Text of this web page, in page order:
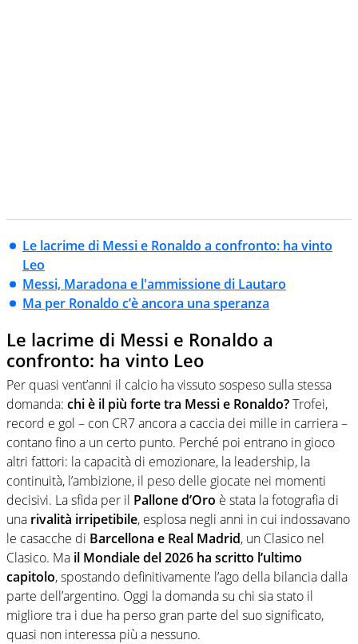
Le lacrime di Messi e Ronaldo a confronto: ha vinto
Leo
Messi, Maradona e l'ammissione di Lautaro
Ma per Ronaldo c’è ancora una speranza
Le lacrime di Messi e Ronaldo a
confronto: ha vinto Leo
Per quasi vent’anni il calcio ha vissuto sospeso sulla stessa
domanda: chi è il più forte tra Messi e Ronaldo?Trofei,
record e gol – con CR7 ancora a caccia dei mille in carriera –
contano fino a un certo punto. Perché poi entrano in gioco
altri fattori: la capacità di emozionare, la leadership, la
continuità, l’ambizione, il peso delle giocate nei momenti
decisivi. La sfida per il Pallone d’Oro è stata la fotografia di
una rivalità irripetibile, esplosa negli anni in cui indossavano
le casacche di Barcellona e Real Madrid, un Clasico nel
Clasico. Ma il Mondiale del 2026 ha scritto l’ultimo
capitolo, spostando definitivamente l’ago della bilancia dalla
parte dell’argentino. Oggi la domanda su chi sia stato il
migliore tra i due ha perso gran parte del suo significato,
quasi non interessa più a nessuno.